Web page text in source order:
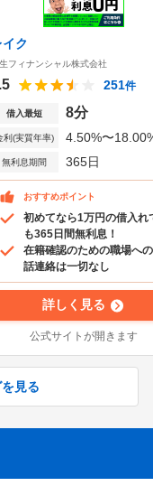
イク
フィナンシャル株式会社
251件
借入最短 8分
利(実質年率) 4.50%〜
無利息期間 365日
おすすめポイント
初めてなら1万円の借入れ
も365日間無利息！
在籍確認のための職場へ
話連絡は一切なし
詳しく見る
公式サイトが開きます
見る